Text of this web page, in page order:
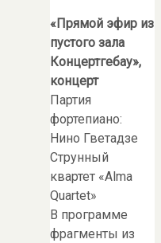
«Прямой эфир из
пустого зала
Концертгебау»,
концерт
Партия
фортепиано:
Нино Гветадзе
Струнный
квартет «Alma
Quartet»
В программе
фрагменты из